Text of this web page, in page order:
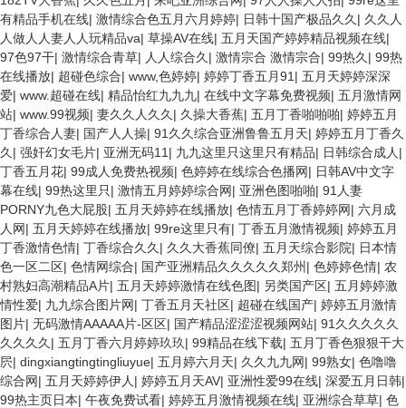
有精品手机在线| 激情综合色五月六月婷婷| 日韩十国产极品久久 | 久久人
人做人人妻人人玩精品va| 草操AV在线| 五月天国产婷婷精品视频在线|
97色97干| 激情综合青草| 人人综合久 | 激情宗合 激情宗合| 99热久 | 99热
在线播放| 超碰色综合| www,色婷婷| 婷婷丁香五月91 | 五月天婷婷深深
爱| www.超碰在线| 精品怡红九九九| 在线中文字幕免费视频| 五月激情网
站| www.99视频| 妻久久人久久 | 久操大香蕉| 五月丁香啪啪啪| 婷婷五月
丁香综合人妻| 国产人人操| 91久久综合亚洲鲁鲁五月天| 婷婷五月丁香久
久 | 强奸幻女毛片| 亚洲无码11 | 九九这里只这里只有精品| 日韩综合成人 |
丁香五月花| 99成人免费热视频| 色婷婷在线综合色播网| 日韩AV中文字
幕在线| 99热这里只 | 激情五月婷婷综合网| 亚洲色图啪啪| 91人妻
PORNY九色大屁股| 五月天婷婷在线播放| 色情五月丁香婷婷网| 六月成
人网| 五月天婷婷在线播放| 99re这里只有| 丁香五月激情视频| 婷婷五月
丁香激情色情| 丁香综合久久 | 久久大香蕉同僚| 五月天综合影院| 日本情
色一区二区| 色情网综合| 国产亚洲精品久久久久久郑州| 色婷婷色情| 农
村熟妇高潮精品A片| 五月天婷婷激情在线色图| 另类国产区| 五月婷婷激
情性爱| 九九综合图片网| 丁香五月天社区| 超碰在线国产| 婷婷五月激情
图片| 无码激情AAAAA片-区区| 国产精品涩涩涩视频网站| 91久久久久久
久久久久 | 五月丁香六月婷婷玖玖| 99精品在线下载| 五月丁香色狠狠干大
屄| dingxiangtingtingliuyue| 五月婷六月天| 久久九九网| 99熟女| 色噜噜
综合网| 五月天婷婷伊人 | 婷婷五月天AV| 亚洲性爱99在线| 深爱五月日韩|
99热主页日本| 午夜免费试看| 婷婷五月激情视频在线| 亚洲综合草草| 色